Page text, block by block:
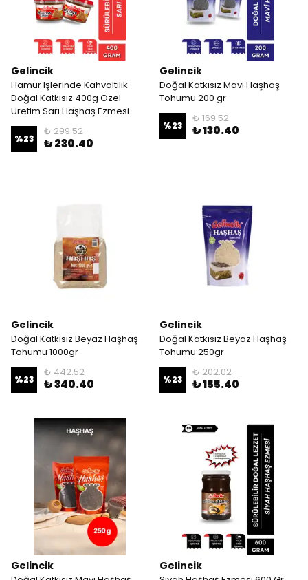
Gelincik
Hamur Işlerinde Kahvaltılık
Doğal Katkısız 400g Özel
Üretim Sarı Haşhaş Ezmesi
%23
₺ 299.52
₺ 230.40
Gelincik
Doğal Katkısız Mavi Haşhaş
Tohumu 200 gr
%23
₺ 169.52
₺ 130.40
Gelincik
Doğal Katkısız Beyaz Haşhaş
Tohumu 1000gr
%23
₺ 442.52
₺ 340.40
Gelincik
Doğal Katkısız Beyaz Haşhaş
Tohumu 250gr
%23
₺ 202.02
₺ 155.40
Gelincik Gelincik